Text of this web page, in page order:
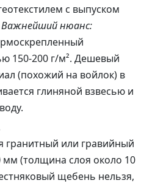
с выпуском
Важнейший нюанс:
150-200 г/м². Дешевый
(похожий на войлок) в
глиняной взвесью и
гранитный или гравийный
(толщина слоя около 10
щебень нельзя,